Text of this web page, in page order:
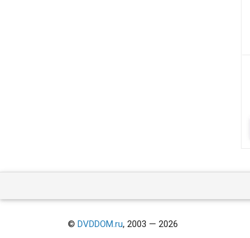
©DVDDOM.ru, 2003 — 2026